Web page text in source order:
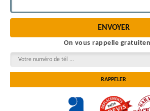
On vous rappelle